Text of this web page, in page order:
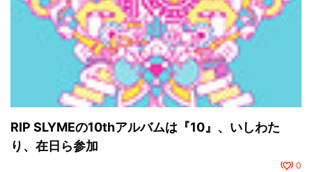
RIP SLYMEの10thアルバムは『10』、いしわた
り、在日ら参加
0